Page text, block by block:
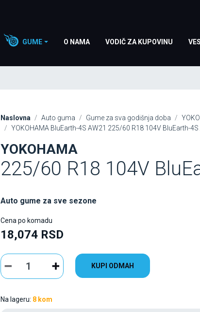
GUME O NAMA VODIČ ZA KUPOVINU
Naslovna Auto guma Gume za sva godišnja doba
YOKOHAMA BluEarth-4S AW21 225/60 R18 104V BluEarth-4S
YOKOHAMA
225/60 R18 104V
Auto gume za sve sezone
Cena po komadu
18,074 RSD
KUPI ODMAH
Na lageru: 8 kom